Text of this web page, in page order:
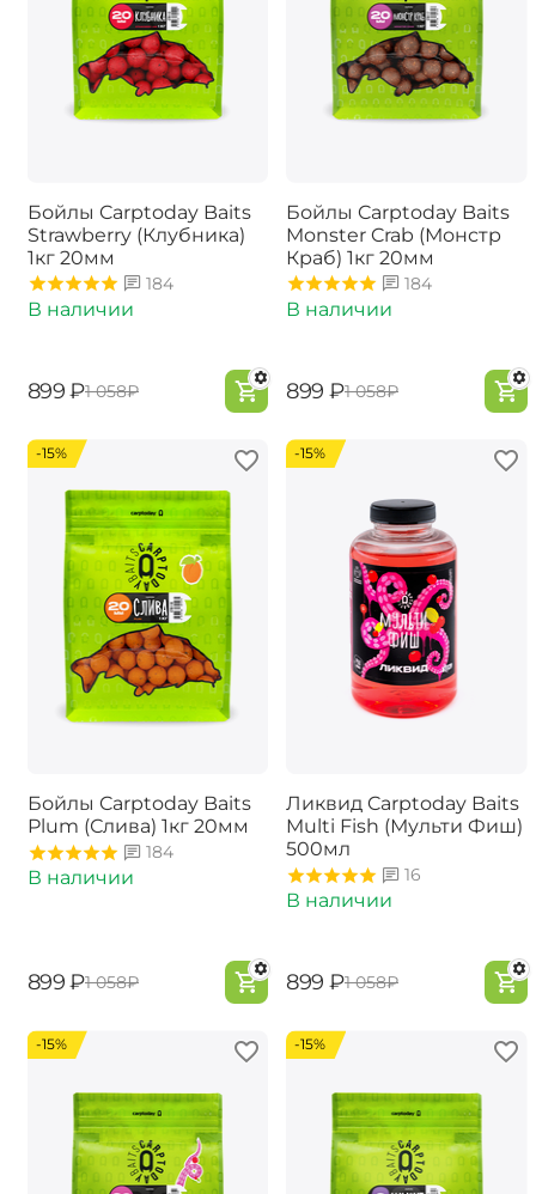
Бойлы Carptoday Baits
Strawberry (Клубника)
1кг 20мм
184
В наличии
‍899‍ ₽‍1 058‍₽
Бойлы Carptoday Baits
Monster Crab (Монстр
Краб) 1кг 20мм
184
В наличии
‍899‍ ₽‍1 058‍₽
-15%
Бойлы Carptoday Baits
Plum (Слива) 1кг 20мм
184
В наличии
‍899‍ ₽‍1 058‍₽
-15%
Ликвид Carptoday Baits
Multi Fish (Мульти Фиш)
500мл
16
В наличии
‍899‍ ₽‍1 058‍₽
-15% -15%